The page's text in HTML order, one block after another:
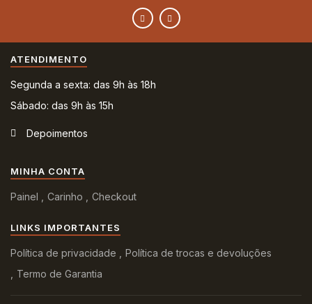
ATENDIMENTO
Segunda a sexta: das 9h às 18h
Sábado: das 9h às 15h
Depoimentos
MINHA CONTA
Painel Carinho Checkout
LINKS IMPORTANTES
Política de privacidade
Política de trocas e devoluções
Termo de Garantia